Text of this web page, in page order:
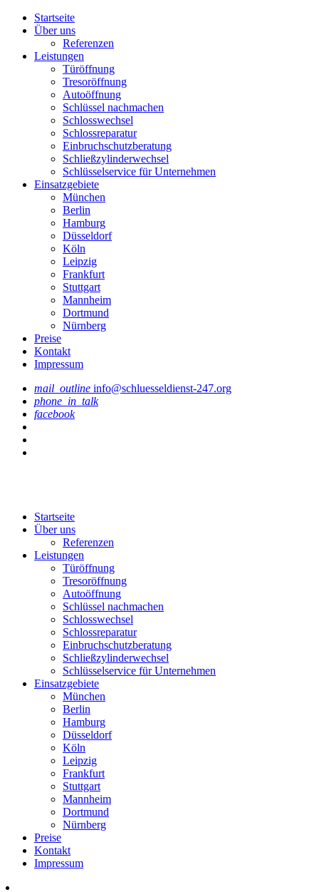
Startseite
Über uns
Referenzen
Leistungen
Türöffnung
Tresoröffnung
Аutoöffnung
Schlüssel nachmachen
Schlosswechsel
Schlossreparatur
Einbruchschutzberatung
Schließzylinderwechsel
Schlüsselservice für Unternehmen
Einsatzgebiete
München
Berlin
Hamburg
Düsseldorf
Köln
Leipzig
Frankfurt
Stuttgart
Mannheim
Dortmund
Nürnberg
Preise
Kontakt
Impressum
mail_outline info@schluesseldienst-247.org
phone_in_talk
facebook
Startseite
Über uns
Referenzen
Leistungen
Türöffnung
Tresoröffnung
Аutoöffnung
Schlüssel nachmachen
Schlosswechsel
Schlossreparatur
Einbruchschutzberatung
Schließzylinderwechsel
Schlüsselservice für Unternehmen
Einsatzgebiete
München
Berlin
Hamburg
Düsseldorf
Köln
Leipzig
Frankfurt
Stuttgart
Mannheim
Dortmund
Nürnberg
Preise
Kontakt
Impressum